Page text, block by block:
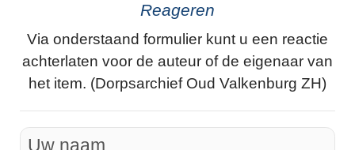
Reageren
Via onderstaand formulier kunt u een reactie
achterlaten voor de auteur of de eigenaar van
het item. (Dorpsarchief Oud Valkenburg ZH)